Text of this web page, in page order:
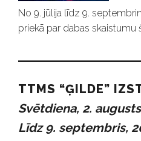
No 9. jūlija līdz 9.
priekā par dabas skaistumu
TTMS “ĢILDE”
Svētdiena, 2.
Līdz 9. septembris,